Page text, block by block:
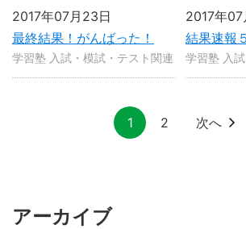
最終結果！がんばった！
2017年07月23日
学習塾 入試・模試・テスト関連
結果速報５
2017年07
学習塾 入
1 2 次へ
アーカイブ